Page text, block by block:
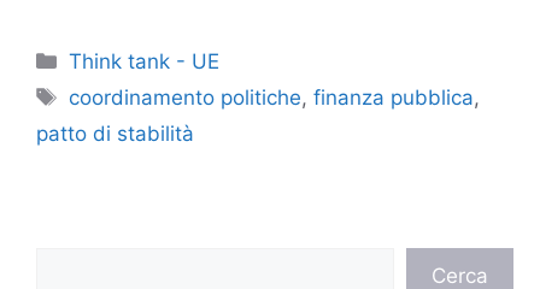
Categorie
Think tank - UE
Tag
coordinamento politiche,finanza pubblica,
patto di stabilità
Cerca